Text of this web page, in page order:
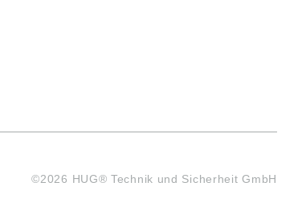
©2026 HUG® Technik und Sicherheit GmbH